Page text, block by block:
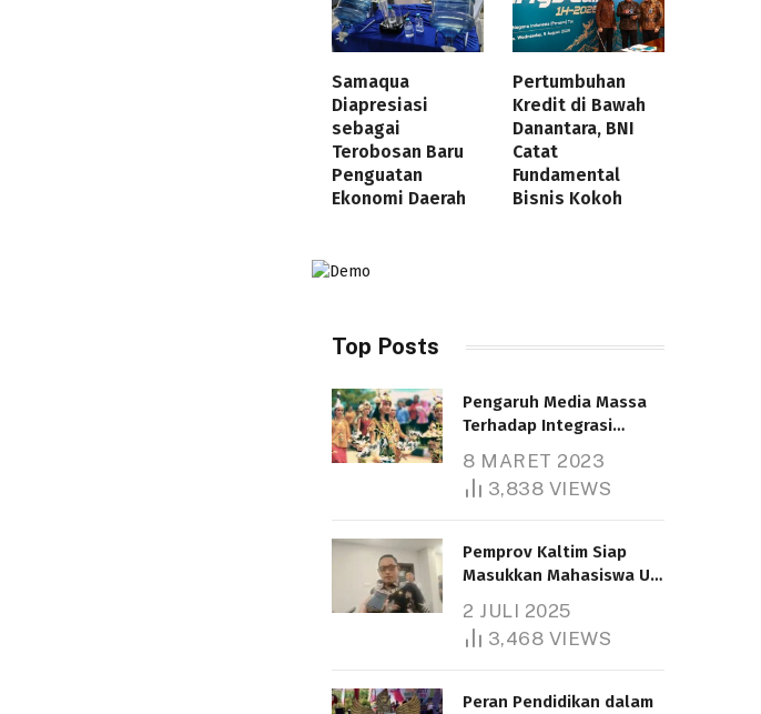
Samaqua
Diapresiasi
sebagai
Terobosan Baru
Penguatan
Ekonomi Daerah
Pertumbuhan
Kredit di Bawah
Danantara, BNI
Catat
Fundamental
Bisnis Kokoh
Top Posts
Pengaruh Media Massa
Terhadap Integrasi
8 MARET 2023
3,838 VIEWS
Pemprov Kaltim Siap
Masukkan Mahasiswa UT
Bantuan Pendidikan
Gratispol
2 JULI 2025
3,468 VIEWS
Peran Pendidikan dalam